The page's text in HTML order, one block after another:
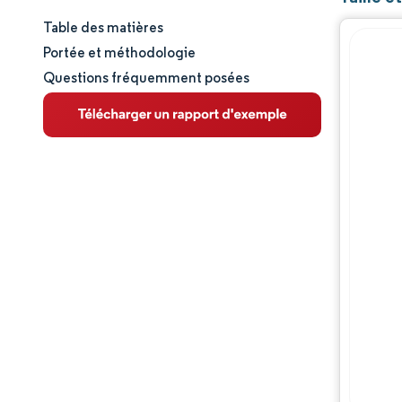
Taille et part de marché
Analyse du marché
Tendances et perspectives
Table des matières
Portée et méthodologie
Questions fréquemment posées